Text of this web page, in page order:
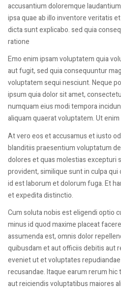
accusantium doloremque
ipsa quae ab illo inventore veritatis
dicta sunt explicabo. sed quia
ratione
Emo enim ipsam voluptatem quia
aut fugit, sed quia consequuntur
voluptatem sequi nesciunt. Neque
ipsum quia dolor sit amet,
numquam eius modi tempora
aliquam quaerat voluptatem. Ut
At vero eos et accusamus et iusto
blanditiis praesentium voluptatum
dolores et quas molestias excepturi
provident, similique sunt in culpa
id est laborum et dolorum fuga. Et
et expedita distinctio.
Cum soluta nobis est eligendi optio
minus id quod maxime placeat
assumenda est, omnis dolor
quibusdam et aut officiis debitis aut
eveniet ut et voluptates
recusandae. Itaque earum rerum
aut reiciendis voluptatibus maiores